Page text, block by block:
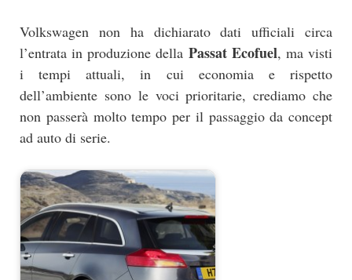
Volkswagen non ha dichiarato dati ufficiali circa
l’entrata in produzione della Passat Ecofuel, ma visti
i tempi attuali, in cui economia e rispetto
dell’ambiente sono le voci prioritarie, crediamo che
non passerà molto tempo per il passaggio da concept
ad auto di serie.